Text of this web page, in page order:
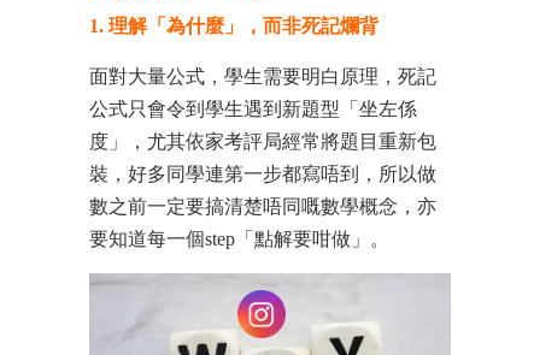
1. 理解「為什麼」，而非死記爛背
面對大量公式，學生需要明白原理，死記
公式只會令到學生遇到新題型「坐左係
度」，尤其依家考評局經常將題目重新包
裝，好多同學連第一步都寫唔到，所以做
數之前一定要搞清楚唔同嘅數學概念，亦
要知道每一個step「點解要咁做」。